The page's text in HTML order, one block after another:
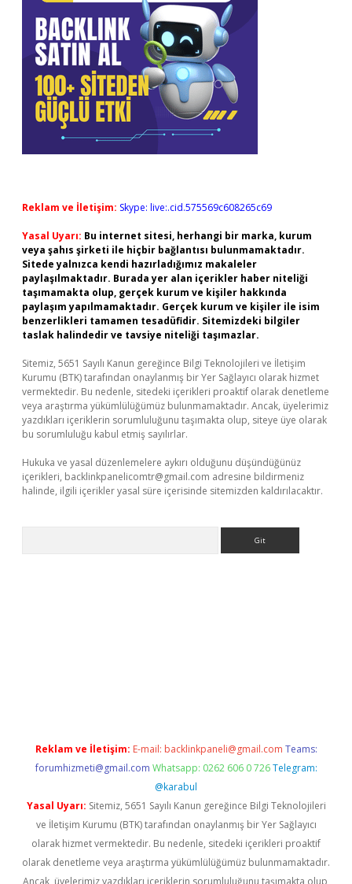
Reklam ve İletişim: Skype: live:.cid.575569c608265c69
Yasal Uyarı: Bu internet sitesi, herhangi bir marka, kurum
veya şahıs şirketi ile hiçbir bağlantısı bulunmamaktadır.
Sitede yalnızca kendi hazırladığımız makaleler
paylaşılmaktadır. Burada yer alan içerikler haber niteliği
taşımamakta olup, gerçek kurum ve kişiler hakkında
paylaşım yapılmamaktadır. Gerçek kurum ve kişiler ile isim
benzerlikleri tamamen tesadüfidir. Sitemizdeki bilgiler
taslak halindedir ve tavsiye niteliği taşımazlar.
Sitemiz, 5651 Sayılı Kanun gereğince Bilgi Teknolojileri ve İletişim
Kurumu (BTK) tarafından onaylanmış bir Yer Sağlayıcı olarak hizmet
vermektedir. Bu nedenle, sitedeki içerikleri proaktif olarak denetleme
veya araştırma yükümlülüğümüz bulunmamaktadır. Ancak, üyelerimiz
yazdıkları içeriklerin sorumluluğunu taşımakta olup, siteye üye olarak
bu sorumluluğu kabul etmiş sayılırlar.
Hukuka ve yasal düzenlemelere aykırı olduğunu düşündüğünüz
içerikleri, backlinkpanelicomtr@gmail.com adresine bildirmeniz
halinde, ilgili içerikler yasal süre içerisinde sitemizden kaldırılacaktır.
Reklam ve İletişim: E-mail: backlinkpaneli@gmail.com Teams:
forumhizmeti@gmail.com Whatsapp: 0262 606 0 726 Telegram:
@karabul
Yasal Uyarı: Sitemiz, 5651 Sayılı Kanun gereğince Bilgi Teknolojileri
ve İletişim Kurumu (BTK) tarafından onaylanmış bir Yer Sağlayıcı
olarak hizmet vermektedir. Bu nedenle, sitedeki içerikleri proaktif
olarak denetleme veya araştırma yükümlülüğümüz bulunmamaktadır.
Ancak, üyelerimiz yazdıkları içeriklerin sorumluluğunu taşımakta olup,